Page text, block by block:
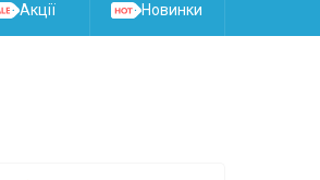
Акції Новинки